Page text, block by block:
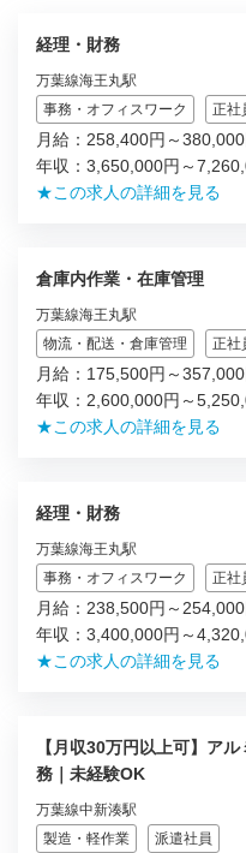
経理・財務
万葉線海王丸駅
事務・オフィスワーク
正社
月給：258,400円～380,000
年収：3,650,000円～
★この求人の詳細を見る
倉庫内作業・在庫管理
万葉線海王丸駅
物流・配送・倉庫管理
正社
月給：175,500円～357,000
年収：2,600,000円～
★この求人の詳細を見る
経理・財務
万葉線海王丸駅
事務・オフィスワーク
正社
月給：238,500円～254,000
年収：3,400,000円～
★この求人の詳細を見る
【月収30万円以上可】ア
務｜未経験OK
万葉線中新湊駅
製造・軽作業
派遣社員